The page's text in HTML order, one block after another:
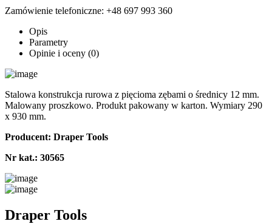
Zamówienie telefoniczne: +48 697 993 360
Opis
Parametry
Opinie i oceny (0)
Stalowa konstrukcja rurowa z pięcioma zębami o średnicy 12 mm.
Malowany proszkowo. Produkt pakowany w karton. Wymiary 290
x 930 mm.
Producent: Draper Tools
Nr kat.: 30565
Draper Tools